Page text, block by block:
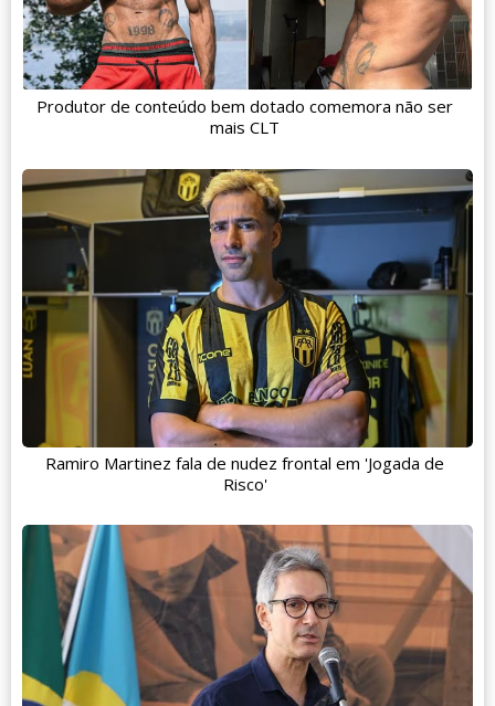
Produtor de conteúdo bem dotado comemora não ser
mais CLT
Ramiro Martinez fala de nudez frontal em 'Jogada de
Risco'